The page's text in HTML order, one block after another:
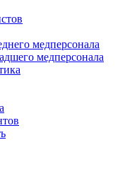
медперсонала
медперсонала